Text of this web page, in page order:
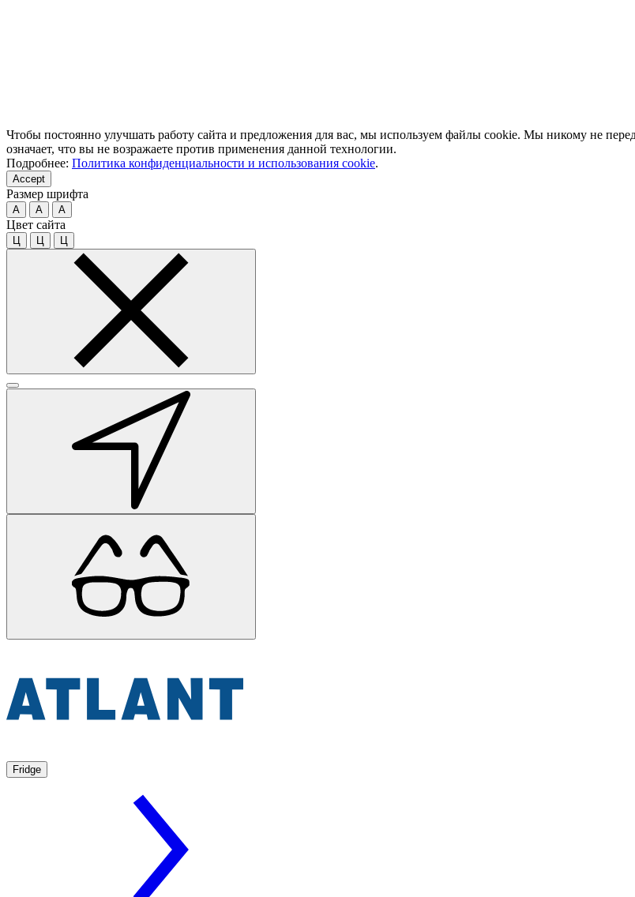
Чтобы постоянно улучшать работу сайта и предложения для вас, мы используем файлы cookie. Мы никому не
означает, что вы не возражаете против применения данной технологии.
Подробнее: Политика конфиденциальности и использования cookie.
Accept
Размер шрифта
A A A
Цвет сайта
Ц Ц Ц
Fridge